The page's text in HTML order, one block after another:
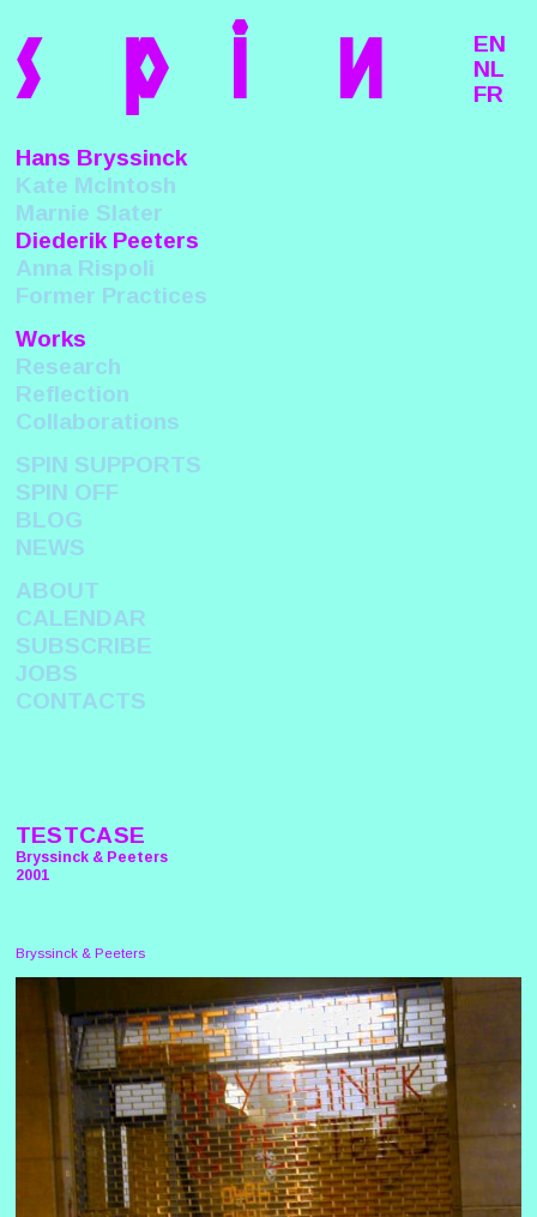
s p i n
Hans Bryssinck
Kate McIntosh
Marnie Slater
Diederik Peeters
Anna Rispoli
Former Practices
Works
Research
Reflection
Collaborations
SPIN SUPPORTS
SPIN OFF
BLOG
NEWS
ABOUT
CALENDAR
SUBSCRIBE
JOBS
CONTACTS
EN
NL
FR
TESTCASE
Bryssinck & Peeters
2001
Bryssinck & Peeters